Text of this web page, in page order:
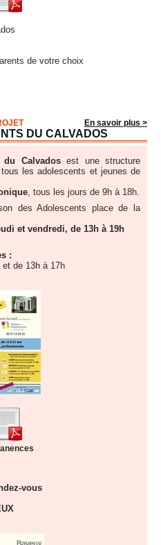
de votre choix
En savoir plus >
DU CALVADOS
du Calvadosest une structure
les adolescents et jeunes de
, tous les jours de 9h à 18h.
des Adolescents place de la
et vendredi, de 13h à 19h
:
de 13h à 17h
vous